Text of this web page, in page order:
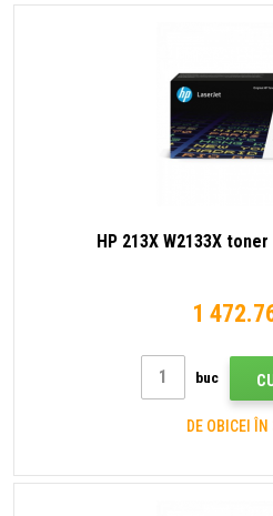
HP 213X W2133X
1
buc
DE OBICEI